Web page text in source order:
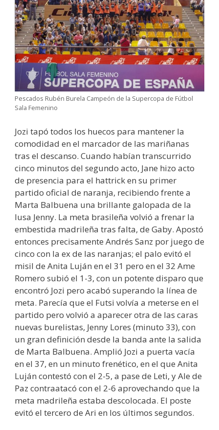
Pescados Rubén Burela Campeón de la Supercopa de Fútbol
Sala Femenino
Jozi tapó todos los huecos para mantener la
comodidad en el marcador de las mariñanas
tras el descanso. Cuando habían transcurrido
cinco minutos del segundo acto, Jane hizo acto
de presencia para el hattrick en su primer
partido oficial de naranja, recibiendo frente a
Marta Balbuena una brillante galopada de la
lusa Jenny. La meta brasileña volvió a frenar la
embestida madrileña tras falta, de Gaby. Apostó
entonces precisamente Andrés Sanz por juego de
cinco con la ex de las naranjas; el palo evitó el
misil de Anita Luján en el 31 pero en el 32 Ame
Romero subió el 1-3, con un potente disparo que
encontró Jozi pero acabó superando la línea de
meta. Parecía que el Futsi volvía a meterse en el
partido pero volvió a aparecer otra de las caras
nuevas burelistas, Jenny Lores (minuto 33), con
un gran definición desde la banda ante la salida
de Marta Balbuena. Amplió Jozi a puerta vacía
en el 37, en un minuto frenético, en el que Anita
Luján contestó con el 2-5, a pase de Leti, y Ale de
Paz contraatacó con el 2-6 aprovechando que la
meta madrileña estaba descolocada. El poste
evitó el tercero de Ari en los últimos segundos.